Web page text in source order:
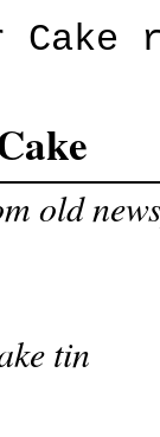
Cake
old
tin